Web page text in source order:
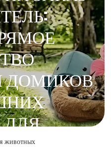
ДОМИКОВ
животных